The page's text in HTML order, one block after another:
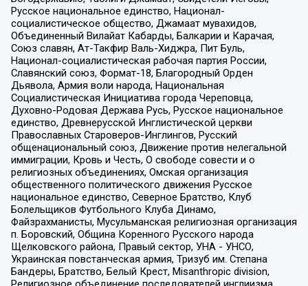
Русское национальное единство, Национал-
социалистическое общество, Джамаат мувахидов,
Объединенный Вилайат Кабарды, Балкарии и Карачая,
Союз славян, Ат-Такфир Валь-Хиджра, Пит Буль,
Национал-социалистическая рабочая партия России,
Славянский союз, Формат-18, Благородный Орден
Дьявола, Армия воли народа, Национальная
Социалистическая Инициатива города Череповца,
Духовно-Родовая Держава Русь, Русское национальное
единство, Древнерусской Инглистической церкви
Православных Староверов-Инглингов, Русский
общенациональный союз, Движение против нелегальной
иммиграции, Кровь и Честь, О свободе совести и о
религиозных объединениях, Омская организация
общественного политического движения Русское
национальное единство, Северное Братство, Клуб
Болельщиков Футбольного Клуба Динамо,
Файзрахманисты, Мусульманская религиозная организация
п. Боровский, Община Коренного Русского народа
Щелковского района, Правый сектор, УНА - УНСО,
Украинская повстанческая армия, Тризуб им. Степана
Бандеры, Братство, Белый Крест, Misanthropic division,